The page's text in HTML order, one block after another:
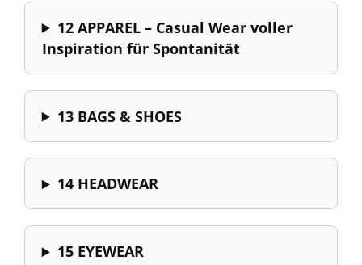
12 APPAREL – Casual Wear voller
Inspiration für Spontanität
13 BAGS & SHOES
14 HEADWEAR
15 EYEWEAR